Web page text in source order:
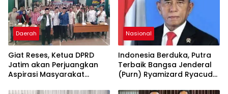
Daerah
Giat Reses, Ketua DPRD
Jatim akan Perjuangkan
Aspirasi Masyarakat
Nasional
Indonesia Berduka, Putra
Terbaik Bangsa Jenderal
(Purn) Ryamizard Ryacudu